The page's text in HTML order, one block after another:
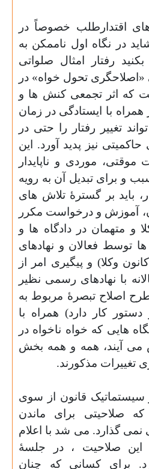
اقتدارطلب خصوصاً در
در نگاه اول ناممکن به
رفتار امثال صلواتی
«اصلاحگری تحول خواه» در
که اثر تجمعی کنش ها و
با ایستادگی در زمان
تغییر رفتار را حتی در
نیز پدید آورد. این
موقتی، موردی و ناپایدار
و برای تبدیل آن به رویه
باید بر گسترهٔ تلاش های
آموزش و درخواست مکرر
و متهمان در دادگاه ها و
توسط فعالان و نهادهای
وکلا) و پیگیری امر از
با نهادهای رسمی نظیر
اصلاح تبصرهٔ مربوط به
کار دارد) همراه با
هایی که خواه ناخواه در
می آیند، همه و همه بخش
تغییرات مذکورند.
قانون از سوی
که صلاحیتی برای ماندن
نمی گذارد. می شد با اعلام
این صلاحیت ، در جلسهٔ
برای کسانی که چنان